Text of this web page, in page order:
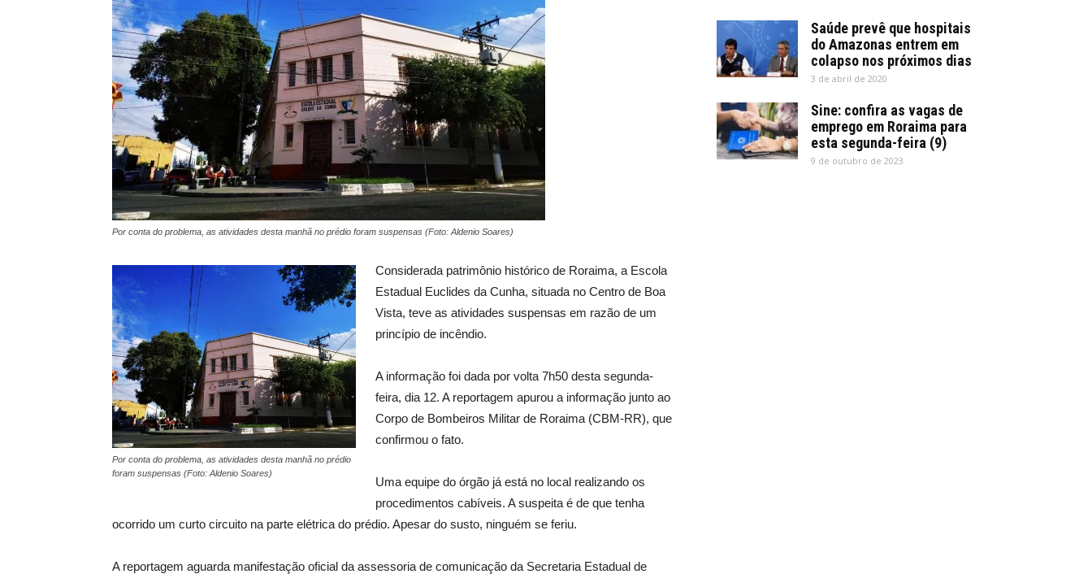
Por conta do problema, as atividades desta manhã no prédio foram suspensas (Foto: Aldenio Soares)
Por conta do problema, as atividades desta manhã no prédio
foram suspensas (Foto: Aldenio Soares)
Considerada patrimônio histórico de Roraima, a Escola
Estadual Euclides da Cunha, situada no Centro de Boa
Vista, teve as atividades suspensas em razão de um
princípio de incêndio.
A informação foi dada por volta 7h50 desta segunda-
feira, dia 12. A reportagem apurou a informação junto ao
Corpo de Bombeiros Militar de Roraima (CBM-RR), que
confirmou o fato.
Uma equipe do órgão já está no local realizando os
procedimentos cabíveis. A suspeita é de que tenha
ocorrido um curto circuito na parte elétrica do prédio. Apesar do susto, ninguém se feriu.
A reportagem aguarda manifestação oficial da assessoria de comunicação da Secretaria Estadual de
Saúde prevê que hospitais
do Amazonas entrem em
colapso nos próximos dias
3 de abril de 2020
Sine: confira as vagas de
emprego em Roraima para
esta segunda-feira (9)
9 de outubro de 2023